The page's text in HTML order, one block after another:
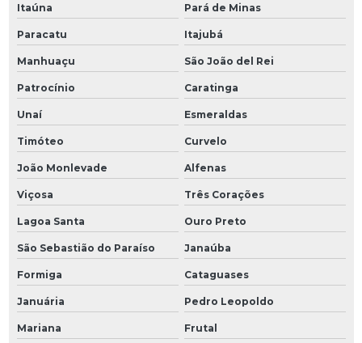
Itaúna Pará de Minas
Paracatu Itajubá
Manhuaçu São João del Rei
Patrocínio Caratinga
Unaí Esmeraldas
Timóteo Curvelo
João Monlevade Alfenas
Viçosa Três Corações
Lagoa Santa Ouro Preto
São Sebastião do Paraíso Janaúba
Formiga Cataguases
Januária Pedro Leopoldo
Mariana Frutal